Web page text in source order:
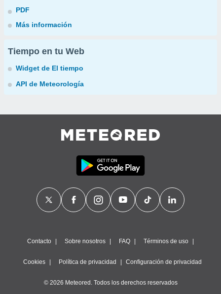
PDF
Más información
Tiempo en tu Web
Widget de El tiempo
API de Meteorología
Contacto Sobre nosotros FAQ Términos de uso
Cookies Política de privacidad Configuración de privacidad
© 2026 Meteored. Todos los derechos reservados